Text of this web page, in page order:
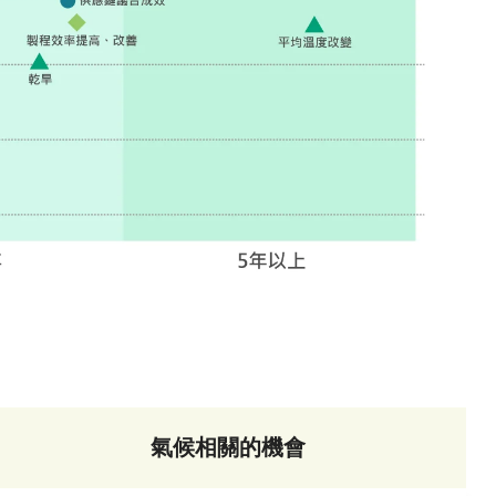
氣候相關的機會